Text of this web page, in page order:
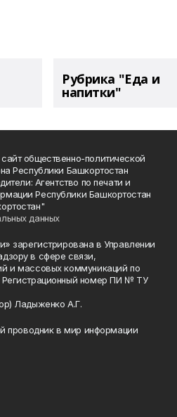
Рубрика "Еда и
напитки"
общественно-политической
Республики Башкортостан
Агентство по печати и
Республики Башкортостан
данных
зарегистрирована в Управлении
в сфере связи,
и массовых коммуникаций по
Регистрационный номер ПИ № ТУ
Ладыженко А.Г.
проводник в мир информации